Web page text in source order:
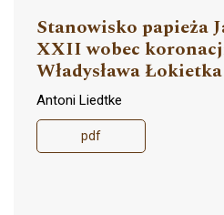
Stanowisko papieża
XXII wobec
Władysława Łokietka
Antoni Liedtke
pdf